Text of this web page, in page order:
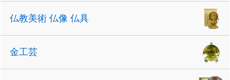
仏教美術 仏像 仏具
金工芸